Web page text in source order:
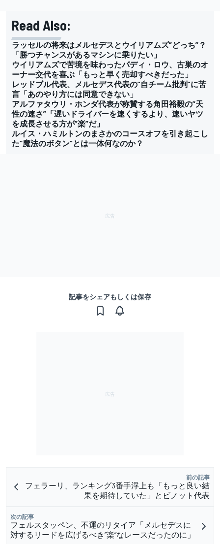
Read Also:
ラッセルの将来はメルセデスとウイリアムズ”どっち”？
「勝つチャンスがあるマシンに乗りたい」
ウイリアムズで苦境を味わったパディ・ロウ、古巣のオ
ーナー交代を喜ぶ「もっと早く売却すべきだった」
レッドブル代表、メルセデス代表の”自チーム批判”に苦
言「あのやり方には同意できない」
アルファタウリ・ホンダ代表が称賛する角田裕毅の”天
性の速さ”「遅いドライバーを速くするより、速いヤツ
を成長させる方が”楽”だ」
ルイス・ハミルトンのまさかのコースオフを引き起こし
た“魔法のボタン”とは一体何なのか？
記事をシェアもしくは保存
前の記事
フェラーリ、ランキング3番手浮上も「もっと良い結
果を期待していた」とビノット代表
次の記事
フェルスタッペン、不運のリタイア「メルセデスに
対するリードを広げるべき”楽”なレースだったのに」